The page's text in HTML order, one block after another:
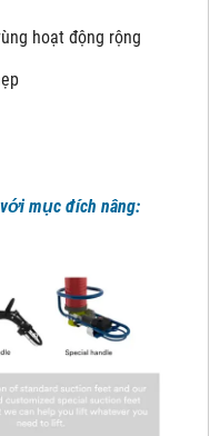
đường dẫn
hoạt động rộng
hẹp
mục đích nâng: